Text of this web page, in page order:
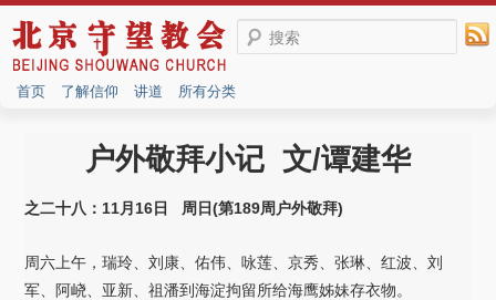
搜索
首页 了解信仰 讲道 所有分类
户外敬拜小记 文/谭建华
之二十八：11月16日 周日(第189周户外敬拜)
周六上午，瑞玲、刘康、佑伟、咏莲、京秀、张琳、红波、刘
军、阿峣、亚新、祖潘到海淀拘留所给海鹰姊妹存衣物。